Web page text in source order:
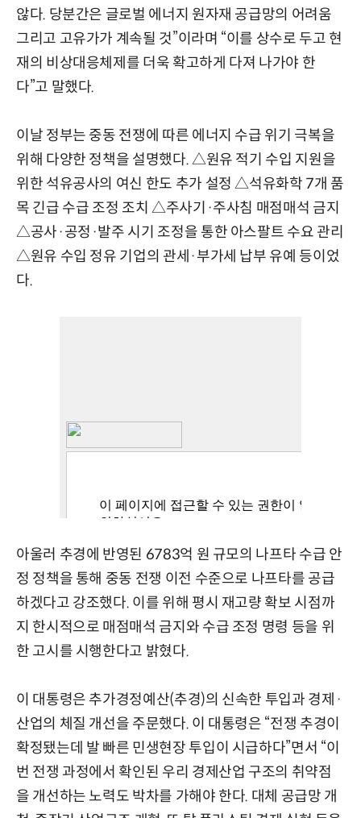
않다. 당분간은 글로벌 에너지 원자재 공급망의 어려움
그리고 고유가가 계속될 것”이라며 “이를 상수로 두고 현
재의 비상대응체제를 더욱 확고하게 다져 나가야 한
다”고 말했다.
이날 정부는 중동 전쟁에 따른 에너지 수급 위기 극복을
위해 다양한 정책을 설명했다. △원유 적기 수입 지원을
위한 석유공사의 여신 한도 추가 설정 △석유화학 7개 품
목 긴급 수급 조정 조치 △주사기·주사침 매점매석 금지
△공사·공정·발주 시기 조정을 통한 아스팔트 수요 관리
△원유 수입 정유 기업의 관세·부가세 납부 유예 등이었
다.
아울러 추경에 반영된 6783억 원 규모의 나프타 수급 안
정 정책을 통해 중동 전쟁 이전 수준으로 나프타를 공급
하겠다고 강조했다. 이를 위해 평시 재고량 확보 시점까
지 한시적으로 매점매석 금지와 수급 조정 명령 등을 위
한 고시를 시행한다고 밝혔다.
이 대통령은 추가경정예산(추경)의 신속한 투입과 경제·
산업의 체질 개선을 주문했다. 이 대통령은 “전쟁 추경이
확정됐는데 발 빠른 민생현장 투입이 시급하다”면서 “이
번 전쟁 과정에서 확인된 우리 경제산업 구조의 취약점
을 개선하는 노력도 박차를 가해야 한다. 대체 공급망 개